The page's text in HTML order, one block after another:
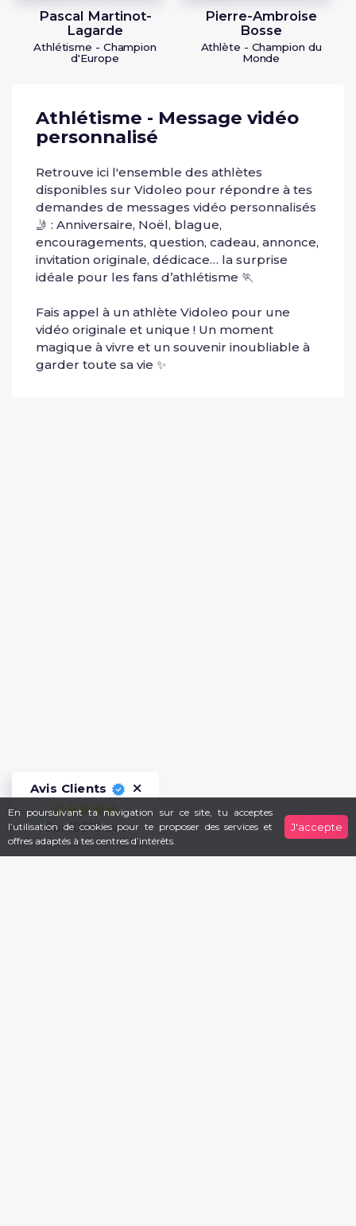
Pascal Martinot-
Lagarde
Athlétisme - Champion
d'Europe
Pierre-Ambroise
Bosse
Athlète - Champion du
Monde
Athlétisme - Message vidéo
personnalisé
Retrouve ici l'ensemble des athlètes
disponibles sur Vidoleo pour répondre à tes
demandes de messages vidéo personnalisés
🤳 : Anniversaire, Noël, blague,
encouragements, question, cadeau, annonce,
invitation originale, dédicace… la surprise
idéale pour les fans d’athlétisme 🏃
Fais appel à un athlète Vidoleo pour une
vidéo originale et unique ! Un moment
magique à vivre et un souvenir inoubliable à
garder toute sa vie ✨
Avis Clients
Sur 10919 avis
En poursuivant ta navigation sur ce site, tu acceptes
l’utilisation de cookies pour te proposer des services et
offres adaptés à tes centres d’intérêts.
J'accepte